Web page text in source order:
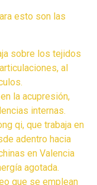
esto son las
sobre los tejidos
al
la acupresión,
internas.
qi, que trabaja en
adentro hacia
en Valencia
agotada.
que se emplean